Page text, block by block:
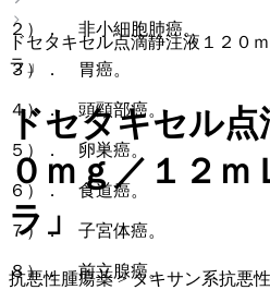
２）． 非小細胞肺癌。
３）． 胃癌。
４）． 頭頸部癌。
５）． 卵巣癌。
６）． 食道癌。
７）． 子宮体癌。
８）． 前立腺癌。
ドセタキセル点滴静注液１２０
ラ」
ドセタキセル点
０ｍｇ／１２ｍ
ラ」
抗悪性腫瘍薬 > タキサン系抗悪